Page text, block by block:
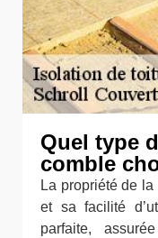
Quel type
comble
La propriété de
et sa facilité
parfaite,